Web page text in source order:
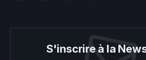
S'inscrire à la